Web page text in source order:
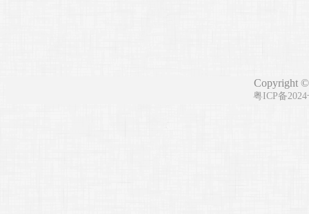
Copyright
粤ICP备2024